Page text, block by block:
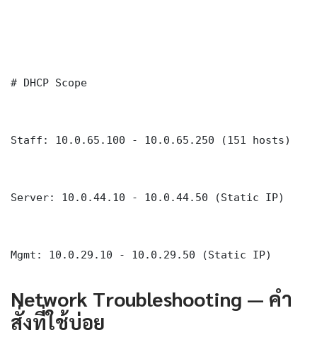
# DHCP Scope
Staff: 10.0.65.100 - 10.0.65.250 (151 hosts)
Server: 10.0.44.10 - 10.0.44.50 (Static IP)
Mgmt: 10.0.29.10 - 10.0.29.50 (Static IP)
Network Troubleshooting — คำ
สั่งที่ใช้บ่อย